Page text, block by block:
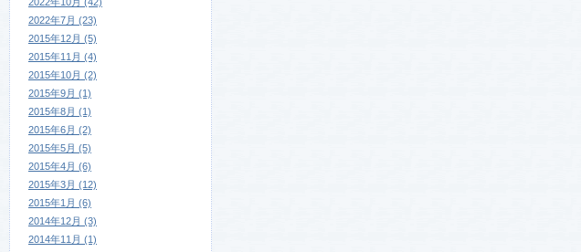
2022年7月 (23)
2015年12月 (5)
2015年11月 (4)
2015年10月 (2)
2015年9月 (1)
2015年8月 (1)
2015年6月 (2)
2015年5月 (5)
2015年4月 (6)
2015年3月 (12)
2015年1月 (6)
2014年12月 (3)
2014年11月 (1)